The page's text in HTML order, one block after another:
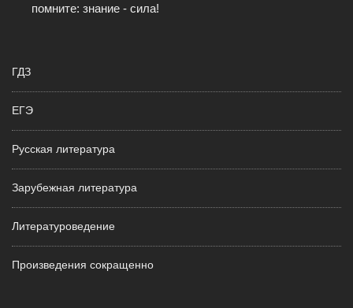
помните: знание - сила!
ГДЗ
ЕГЭ
Русская литература
Зарубежная литература
Литературоведение
Произведения сокращенно